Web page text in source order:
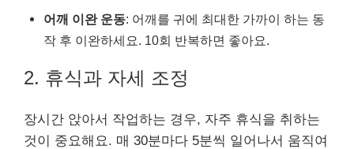
어깨 이완 운동: 어깨를 귀에 최대한 가까이 하는 동
작 후 이완하세요. 10회 반복하면 좋아요.
2. 휴식과 자세 조정
장시간 앉아서 작업하는 경우, 자주 휴식을 취하는
것이 중요해요. 매 30분마다 5분씩 일어나서 움직여